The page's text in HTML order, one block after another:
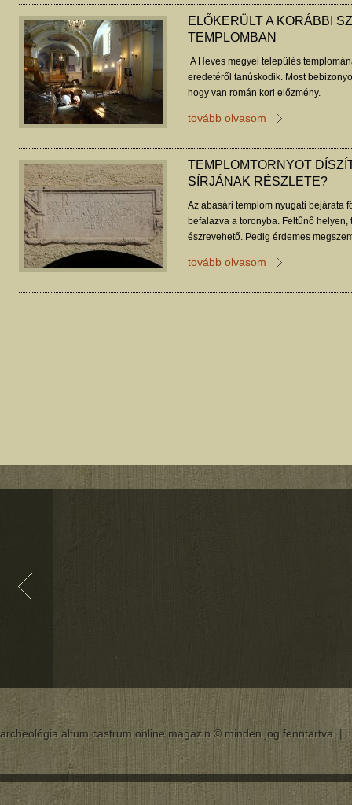
ELŐKERÜLT A KORÁBBI
TEMPLOMBAN
A Heves megyei település
eredetéről tanúskodik. Most
hogy van román kori előzmény.
tovább olvasom
TEMPLOMTORNYOT
SÍRJÁNAK RÉSZLETE?
Az abasári templom nyugati bejárata
befalazva a toronyba. Feltűnő
észrevehető. Pedig érdemes
tovább olvasom
archeológia altum castrum online magazin © minden jog fenntartva |